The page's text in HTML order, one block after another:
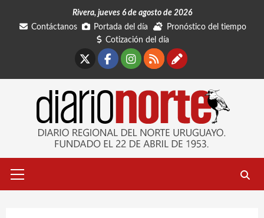
Rivera, jueves 6 de agosto de 2026
Contáctanos
Portada del día
Pronóstico del tiempo
Cotización del día
Facebook
Instagram
RSSContáctanos
primario